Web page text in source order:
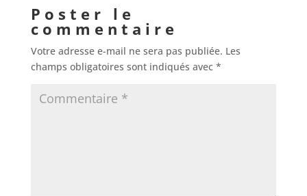
Poster le
commentaire
Votre adresse e-mail ne sera pas publiée. Les
champs obligatoires sont indiqués avec *